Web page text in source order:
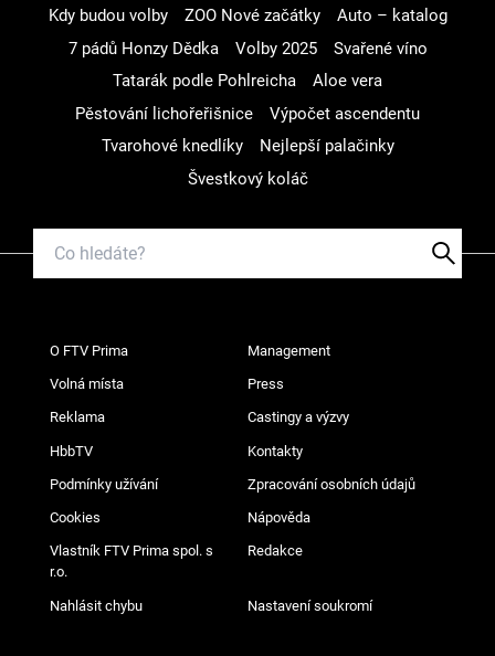
Kdy budou volby
ZOO Nové začátky
Auto – katalog
7 pádů Honzy Dědka
Volby 2025
Svařené víno
Tatarák podle Pohlreicha
Aloe vera
Pěstování lichořeřišnice
Výpočet ascendentu
Tvarohové knedlíky
Nejlepší palačinky
Švestkový koláč
O FTV Prima Management
Volná místa Press
Reklama Castingy a výzvy
HbbTV Kontakty
Podmínky užívání Zpracování osobních údajů
Cookies Nápověda
Vlastník FTV Prima spol. s
r.o.
Redakce
Nahlásit chybu Nastavení soukromí